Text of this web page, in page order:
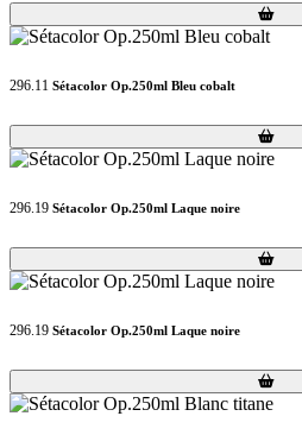
Loading...
Loading...
296.11 Sétacolor Op.250ml Bleu cobalt
Loading...
Loading...
296.19 Sétacolor Op.250ml Laque noire
Loading...
Loading...
296.19 Sétacolor Op.250ml Laque noire
Loading...
Loading...